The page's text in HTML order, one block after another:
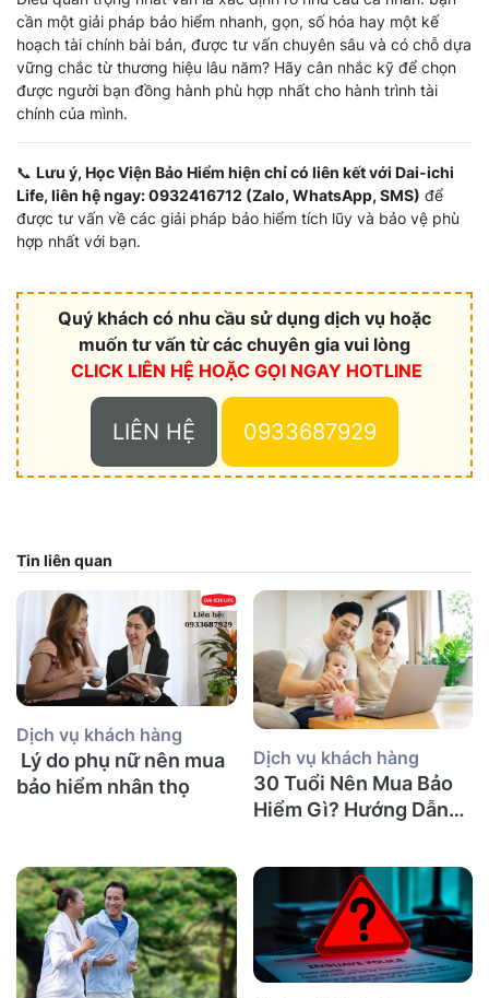
cần một giải pháp bảo hiểm nhanh, gọn, số hóa hay một kế
hoạch tài chính bài bản, được tư vấn chuyên sâu và có chỗ dựa
vững chắc từ thương hiệu lâu năm? Hãy cân nhắc kỹ để chọn
được người bạn đồng hành phù hợp nhất cho hành trình tài
chính của mình.
📞 Lưu ý, Học Viện Bảo Hiểm hiện chỉ có liên kết với Dai-ichi
Life, liên hệ ngay: 0932416712 (Zalo, WhatsApp, SMS) để
được tư vấn về các giải pháp bảo hiểm tích lũy và bảo vệ phù
hợp nhất với bạn.
Quý khách có nhu cầu sử dụng dịch vụ hoặc
muốn tư vấn từ các chuyên gia vui lòng
CLICK LIÊN HỆ HOẶC GỌI NGAY HOTLINE
LIÊN HỆ 0933687929
Tin liên quan
Dịch vụ khách hàng
Lý do phụ nữ nên mua
bảo hiểm nhân thọ
Dịch vụ khách hàng
30 Tuổi Nên Mua Bảo
Hiểm Gì? Hướng Dẫn